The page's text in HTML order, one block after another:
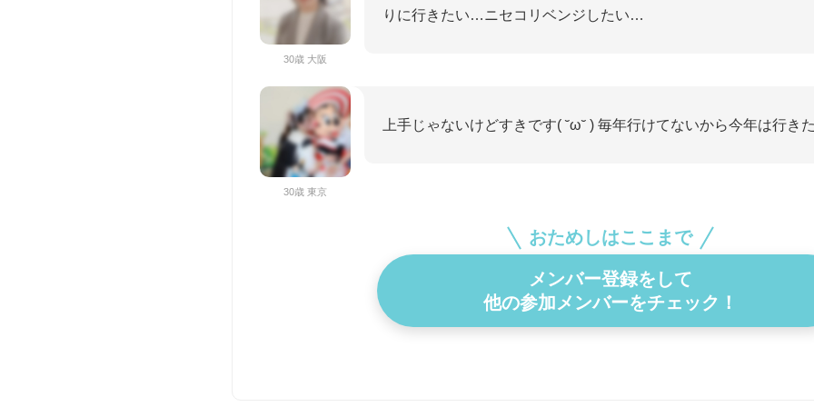
30歳 大阪
りに行きたい…ニセコリベンジしたい…
30歳 東京
上手じゃないけどすきです( ˘ω˘ ) 毎年行けてないから今年は行き
おためしはここまで
メンバー登録をして
他の参加メンバーをチェック！